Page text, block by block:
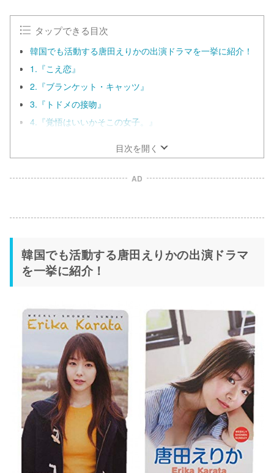
タップできる目次
韓国でも活動する唐田えりかの出演ドラマを一挙に紹介！
1.『こえ恋』
2.『ブランケット・キャッツ』
3.『トドメの接吻』
4.『覚悟はいいかそこの女子。』
目次を開く
AD
韓国でも活動する唐田えりかの出演ドラマ
を一挙に紹介！